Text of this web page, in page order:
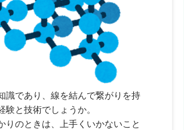
識であり、線を結んで繋がりを持
験と技術でしょうか。
りのときは、上手くいかないこと